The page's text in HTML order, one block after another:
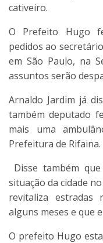
cativeiro.
O Prefeito Hugo
pedidos ao
em São Paulo, na
assuntos serão
Arnaldo Jardim já
também deputado
mais uma
Prefeitura de Rifaina.
Disse também
situação da cidade
revitaliza
alguns meses e que
O prefeito Hugo